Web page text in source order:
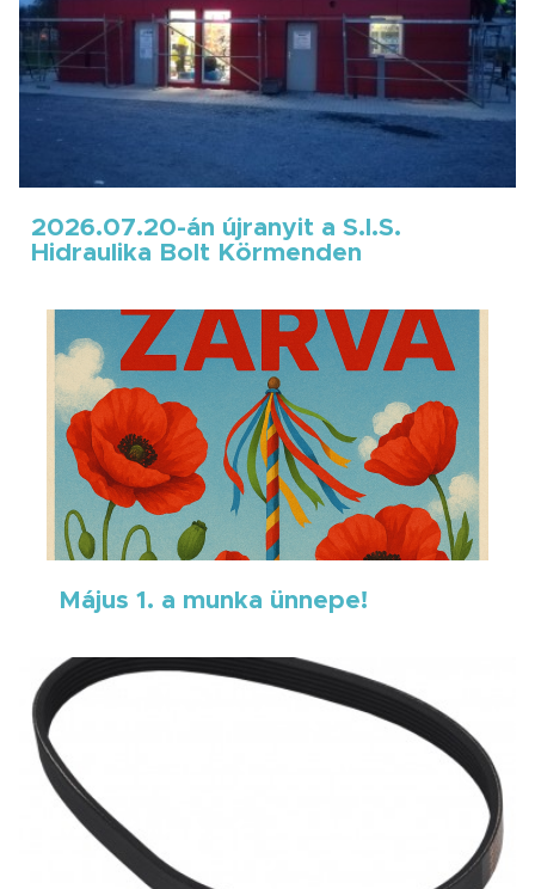
2026.07.20-án újranyit a S.I.S.
Hidraulika Bolt Körmenden
Május 1. a munka ünnepe!